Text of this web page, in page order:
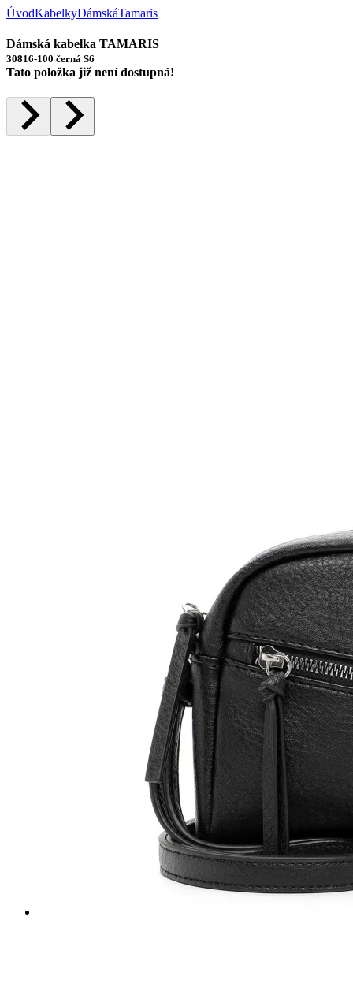
ÚvodKabelkyDámskáTamaris
Dámská kabelka TAMARIS
30816-100 černá S6
Tato položka již není dostupná!